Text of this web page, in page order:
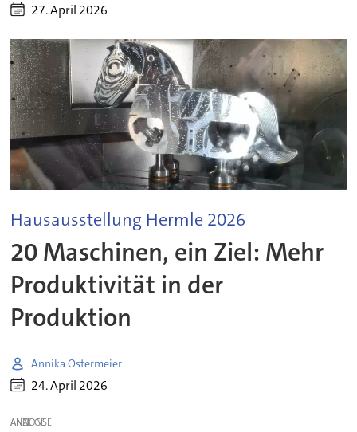
27. April 2026
Hausausstellung Hermle 2026
20 Maschinen, ein Ziel: Mehr
Produktivität in der
Produktion
Annika Ostermeier
24. April 2026
ANZEIGE